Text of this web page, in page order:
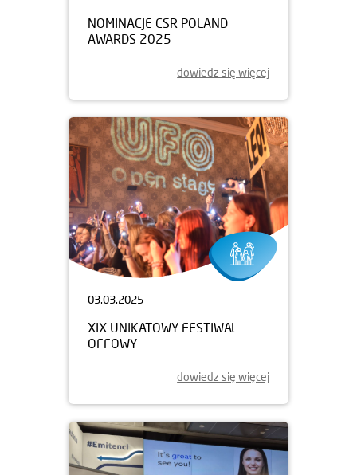
NOMINACJE CSR POLAND
AWARDS 2025
dowiedz się więcej
03.03.2025
XIX UNIKATOWY FESTIWAL
OFFOWY
dowiedz się więcej